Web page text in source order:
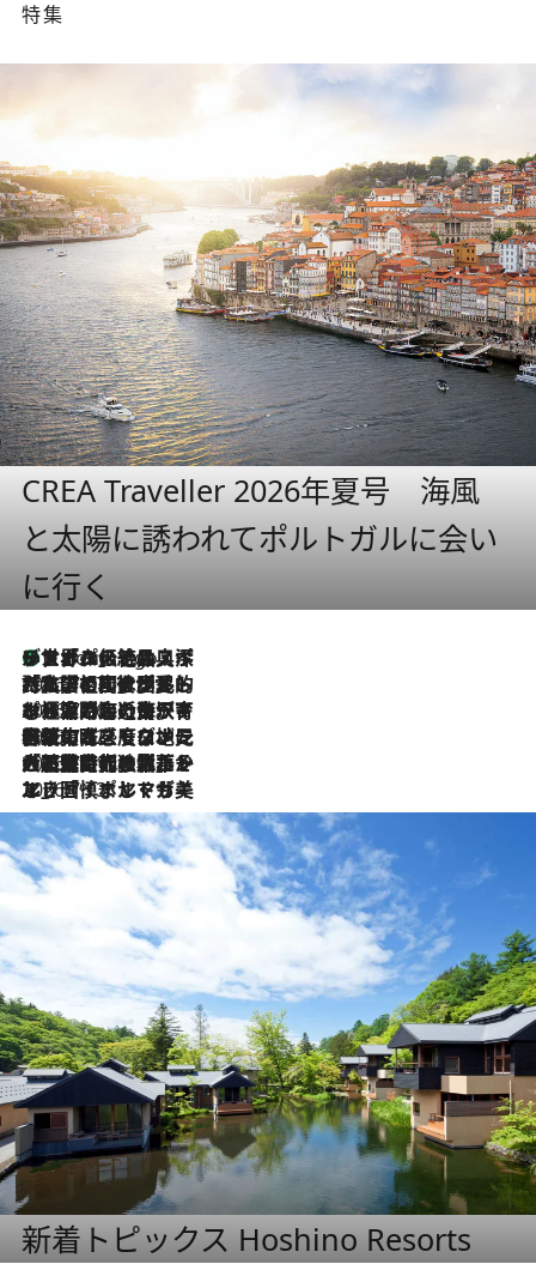
特集
CREA Traveller 2026年夏号 海風
と太陽に誘われてポルトガルに会い
に行く
3 Hours Ago
リスボンの絶品スイーツ「パステル・デ・ナタ」とは？ポルトガル伝統の奥深い世界へ
2026.7.27
「私の祖国はポルトガル語です」国民的詩人フェルナンド・ペソアと、彼が愛した文学の街を歩く
2026.7.26
ポルトガル近海が育む極上の海の幸。キリリと冷えた白ワインと愉しむ、シーフード専門店の贅沢
2026.7.22
伝統の味をモダンに昇華。高感度な地元客が集う、リスボンの最旬ガストロノミー
2026.7.21
大航海時代の栄華から、震災、独裁、そして革命へ。ポルトガル・首都リスボンの石畳に刻まれた「歴史の光と影」
2026.7.13
エッセイ・ヤマザキマリ「慎ましくも美しき国 ポルトガル」
新着トピックス Hoshino Resorts